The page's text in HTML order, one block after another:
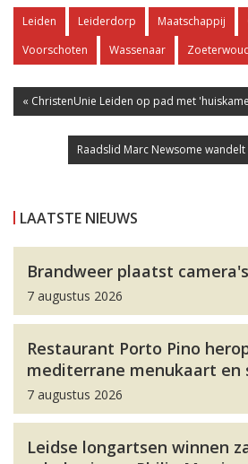
Leiden Leiderdorp Maatschappij
Voorschoten
Wassenaar
« ChristenUnie Leiden op pad met
Raadslid Marc Newsome
LAATSTE NIEUWS
Brandweer plaatst
7 augustus 2026
Restaurant Porto Pino
mediterrane menukaart
7 augustus 2026
Leidse longartsen winnen